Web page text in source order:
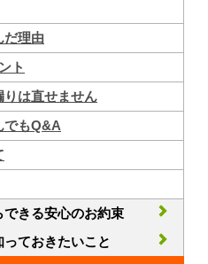
だ理由
ト
は直せません
でもQ&A
きる安心のお約束
ておきたいこと